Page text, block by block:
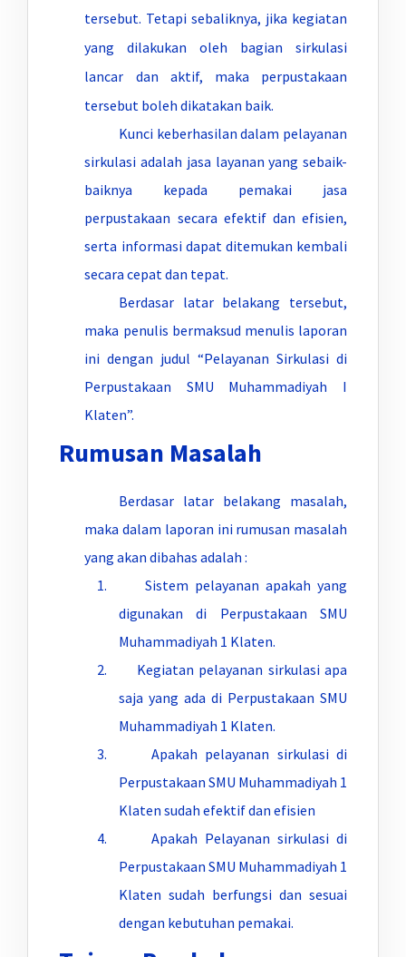
tersebut. Tetapi sebaliknya, jika kegiatan
yang dilakukan oleh bagian sirkulasi
lancar dan aktif, maka perpustakaan
tersebut boleh dikatakan baik.
Kunci keberhasilan dalam pelayanan
sirkulasi adalah jasa layanan yang sebaik-
baiknya kepada pemakai jasa
perpustakaan secara efektif dan efisien,
serta informasi dapat ditemukan kembali
secara cepat dan tepat.
Berdasar latar belakang tersebut,
maka penulis bermaksud menulis laporan
ini dengan judul “Pelayanan Sirkulasi di
Perpustakaan SMU Muhammadiyah I
Klaten”.
Rumusan Masalah
Berdasar latar belakang masalah,
maka dalam laporan ini rumusan masalah
yang akan dibahas adalah :
1. Sistem pelayanan apakah yang
digunakan di Perpustakaan SMU
Muhammadiyah 1 Klaten.
2. Kegiatan pelayanan sirkulasi apa
saja yang ada di Perpustakaan SMU
Muhammadiyah 1 Klaten.
3. Apakah pelayanan sirkulasi di
Perpustakaan SMU Muhammadiyah 1
Klaten sudah efektif dan efisien
4. Apakah Pelayanan sirkulasi di
Perpustakaan SMU Muhammadiyah 1
Klaten sudah berfungsi dan sesuai
dengan kebutuhan pemakai.